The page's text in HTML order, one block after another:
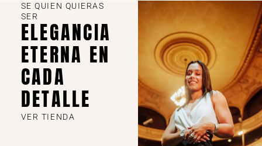
SE QUIEN QUIERAS
SER
ELEGANCIA
ETERNA EN
CADA
DETALLE
VER TIENDA